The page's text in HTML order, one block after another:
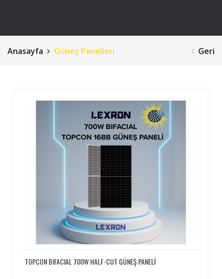
Anasayfa Güneş Panelleri Geri
TOPCON BIFACIAL 700W HALF-CUT GÜNEŞ PANELİ